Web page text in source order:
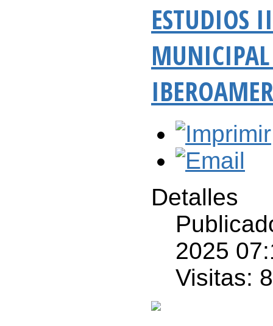
ESTUDIOS
MUNICIPAL
Detalles
2025
Visitas: